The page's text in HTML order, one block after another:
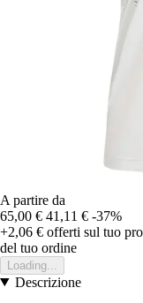
A partire da
65,00 € 41,11 € -37%
+2,06 € offerti sul tuo
del tuo ordine
Loading...
Descrizione